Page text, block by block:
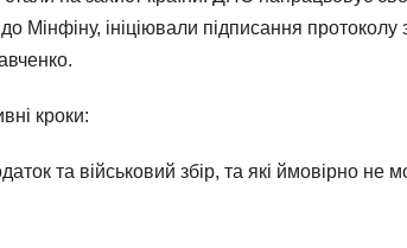
Мінфіну, ініціювали підписання
кроки:
та військовий збір, та які ймовірно не